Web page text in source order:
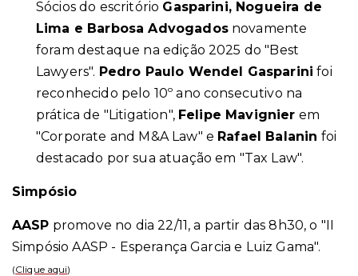
Sócios do escritório Gasparini, Nogueira de
Lima e Barbosa Advogadosnovamente
foram destaque na edição 2025 do "Best
Lawyers". Pedro Paulo Wendel Gasparini foi
reconhecido pelo 10º ano consecutivo na
prática de "Litigation", Felipe Mavignier em
"Corporate and M&A Law" e Rafael Balanin foi
destacado por sua atuação em "Tax Law".
Simpósio
AASP promove no dia 22/11, a partir das 8h30, o "II
Simpósio AASP - Esperança Garcia e Luiz Gama".
(Clique aqui)